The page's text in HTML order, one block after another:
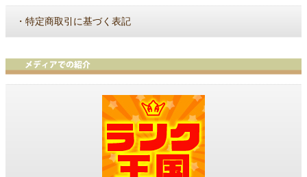
・ 特定商取引に基づく表記